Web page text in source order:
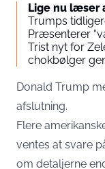
Lige nu læser
Trumps
Præsenterer
Trist nyt for
chokbølger
Donald Trump
afslutning.
Flere
ventes at svare
om detaljerne